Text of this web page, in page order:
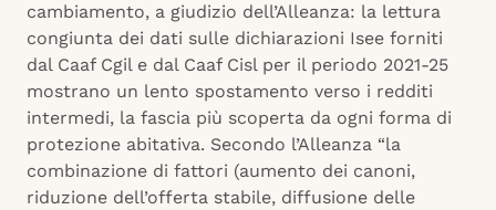
cambiamento, a giudizio dell’Alleanza: la lettura
congiunta dei dati sulle dichiarazioni Isee forniti
dal Caaf Cgil e dal Caaf Cisl per il periodo 2021-25
mostrano un lento spostamento verso i redditi
intermedi, la fascia più scoperta da ogni forma di
protezione abitativa. Secondo l’Alleanza “la
combinazione di fattori (aumento dei canoni,
riduzione dell’offerta stabile, diffusione delle